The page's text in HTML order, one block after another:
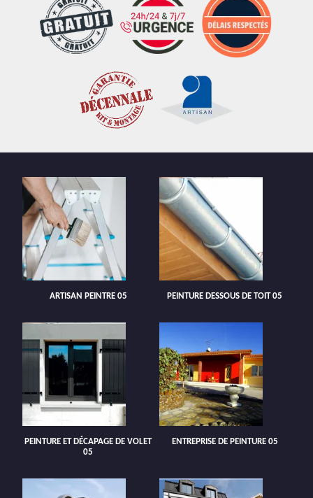
ARTISAN PEINTRE 05 PEINTURE DESSOUS DE TOIT 05
PEINTURE ET DÉCAPAGE DE VOLET
05
ENTREPRISE DE PEINTURE 05